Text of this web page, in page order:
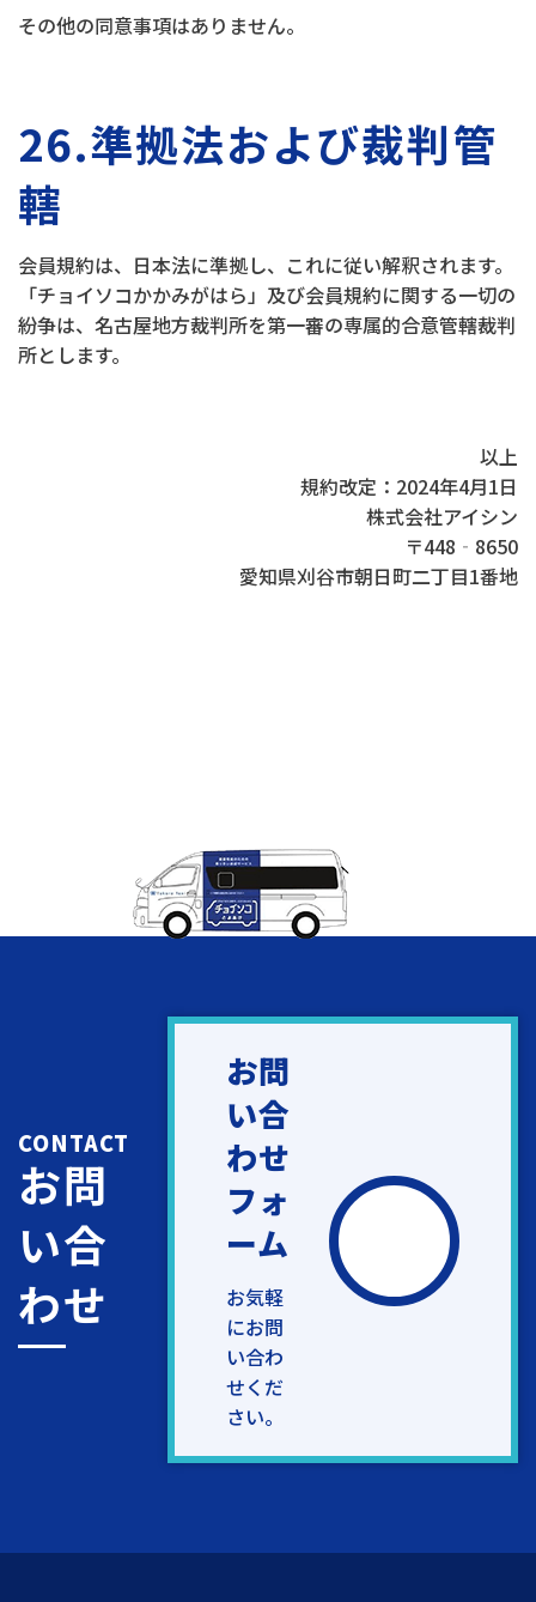
その他の同意事項はありません。
26.準拠法および裁判管
轄
会員規約は、日本法に準拠し、これに従い解釈されます。
「チョイソコかかみがはら」及び会員規約に関する一切の
紛争は、名古屋地方裁判所を第一審の専属的合意管轄裁判
所とします。
以上
規約改定：2024年4月1日
株式会社アイシン
〒448‐8650
愛知県刈谷市朝日町二丁目1番地
CONTACT
お問
い合
わせ
お問
い合
わせ
フォ
ーム
お気軽
にお問
い合わ
せくだ
さい。